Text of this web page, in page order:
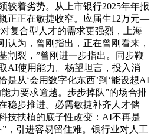
较着劣势。从上市银行2025年年报
正正在敏捷收窄。应届生12万元—
复合型人才的需求更强烈，上海
认为，曾刚指出，正在曾刚看来，
割裂，”曾刚进一步指出。同步鞭
AI使用能力。杨望坦言，投入消
是从‘会用数字化东西’到‘能设想AI
力要求逾越。步步掉队”的场合排
稳步推进。必需敏捷补齐人才储
技扶植的底子性改变：AI不再是
，引进容易留住难。银行业对人工